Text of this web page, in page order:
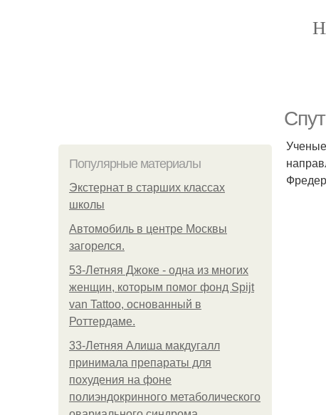
Популярные материалы
Экстернат в старших классах
школы
Автомобиль в центре Москвы
загорелся.
53-Летняя Джоке - одна из многих
женщин, которым помог фонд Spijt
van Tattoo, основанный в
Роттердаме.
33-Летняя Алиша макдугалл
принимала препараты для
похудения на фоне
полиэндокринного метаболического